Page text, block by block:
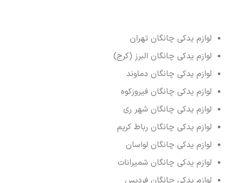
لوازم یدکی چانگان تهران
لوازم یدکی چانگان البرز (کرج)
لوازم یدکی چانگان دماوند
لوازم یدکی چانگان فیروزکوه
لوازم یدکی چانگان شهر ری
لوازم یدکی چانگان رباط کریم
لوازم یدکی چانگان لواسان
لوازم یدکی چانگان شمیرانات